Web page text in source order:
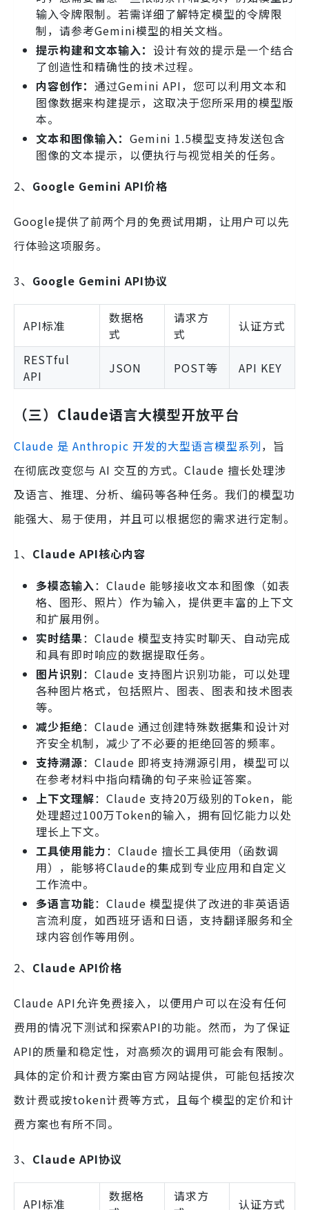
输入令牌限制。若需详细了解特定模型的令牌限
制，请参考Gemini模型的相关文档。
提示构建和文本输入： 设计有效的提示是一个结合
了创造性和精确性的技术过程。
内容创作： 通过Gemini API，您可以利用文本和
图像数据来构建提示，这取决于您所采用的模型版
本。
文本和图像输入： Gemini 1.5模型支持发送包含
图像的文本提示，以便执行与视觉相关的任务。
2、 Google Gemini API价格
Google提供了前两个月的免费试用期，让用户可以先
行体验这项服务。
3、 Google Gemini API协议
API标准
数据格
式
请求方
式
认证方式
RESTful
API
JSON POST等 API KEY
（三）Claude语言大模型开放平台
Claude 是 Anthropic 开发的大型语言模型系列，旨
在彻底改变您与 AI 交互的方式。Claude 擅长处理涉
及语言、推理、分析、编码等各种任务。我们的模型功
能强大、易于使用，并且可以根据您的需求进行定制。
1、 Claude API核心内容
多模态输入：Claude 能够接收文本和图像（如表
格、图形、照片）作为输入，提供更丰富的上下文
和扩展用例。
实时结果：Claude 模型支持实时聊天、自动完成
和具有即时响应的数据提取任务。
图片识别：Claude 支持图片识别功能，可以处理
各种图片格式，包括照片、图表、图表和技术图表
等。
减少拒绝：Claude 通过创建特殊数据集和设计对
齐安全机制，减少了不必要的拒绝回答的频率。
支持溯源：Claude 即将支持溯源引用，模型可以
在参考材料中指向精确的句子来验证答案。
上下文理解：Claude 支持20万级别的Token，能
处理超过100万Token的输入，拥有回忆能力以处
理长上下文。
工具使用能力：Claude 擅长工具使用（函数调
用），能够将Claude的集成到专业应用和自定义
工作流中。
多语言功能：Claude 模型提供了改进的非英语语
言流利度，如西班牙语和日语，支持翻译服务和全
球内容创作等用例。
2、 Claude API价格
Claude API允许免费接入，以便用户可以在没有任何
费用的情况下测试和探索API的功能。然而，为了保证
API的质量和稳定性，对高频次的调用可能会有限制。
具体的定价和计费方案由官方网站提供，可能包括按次
数计费或按token计费等方式，且每个模型的定价和计
费方案也有所不同。
3、 Claude API协议
API标准
数据格
请求方
认证方式